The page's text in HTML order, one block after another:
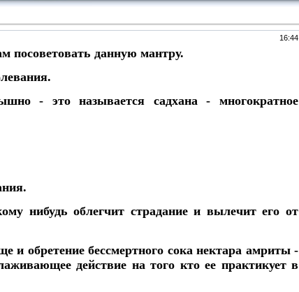
16:44
посоветовать данную мантру.
- это называется садхана - многократное
.
нибудь облегчит страдание и вылечит его от
и обретение бессмертного сока нектара амриты -
действие на того кто ее практикует в